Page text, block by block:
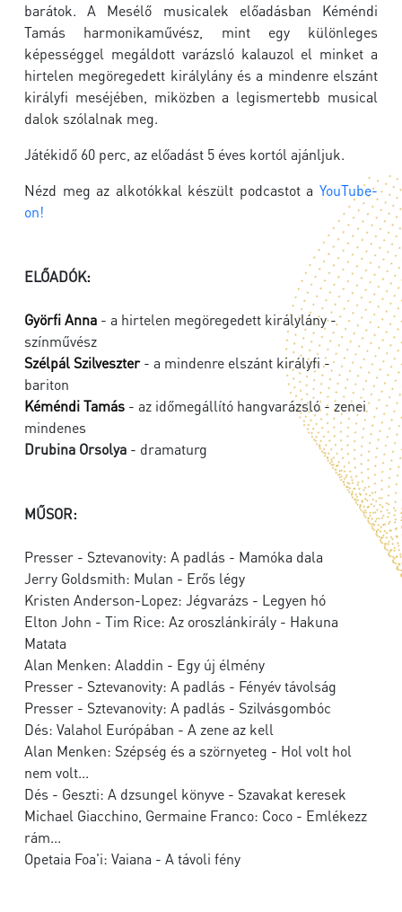
barátok. A Mesélő musicalek előadásban Kéméndi
Tamás harmonikaművész, mint egy különleges
képességgel megáldott varázsló kalauzol el minket a
hirtelen megöregedett királylány és a mindenre elszánt
királyfi meséjében, miközben a legismertebb musical
dalok szólalnak meg.
Játékidő 60 perc, az előadást 5 éves kortól ajánljuk.
Nézd meg az alkotókkal készült podcastot a YouTube-
on!
ELŐADÓK:
Györfi Anna - a hirtelen megöregedett királylány -
színművész
Szélpál Szilveszter- a mindenre elszánt királyfi -
bariton
Kéméndi Tamás - az időmegállító hangvarázsló - zenei
mindenes
Drubina Orsolya - dramaturg
MŰSOR:
Presser - Sztevanovity: A padlás - Mamóka dala
Jerry Goldsmith: Mulan - Erős légy
Kristen Anderson-Lopez: Jégvarázs - Legyen hó
Elton John - Tim Rice: Az oroszlánkirály - Hakuna
Matata
Alan Menken: Aladdin - Egy új élmény
Presser - Sztevanovity: A padlás - Fényév távolság
Presser - Sztevanovity: A padlás - Szilvásgombóc
Dés: Valahol Európában - A zene az kell
Alan Menken: Szépség és a szörnyeteg - Hol volt hol
nem volt...
Dés - Geszti: A dzsungel könyve - Szavakat keresek
Michael Giacchino, Germaine Franco: Coco - Emlékezz
rám...
Opetaia Foa'i: Vaiana - A távoli fény